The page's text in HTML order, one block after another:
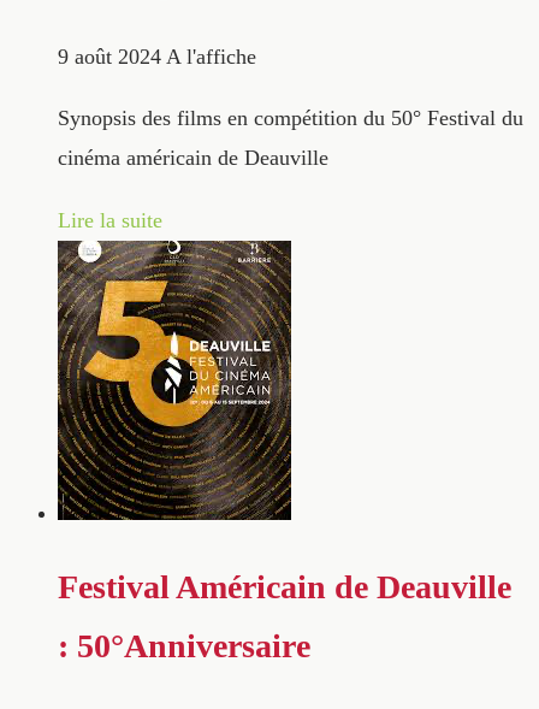
9 août 2024 A l'affiche
Synopsis des films en compétition du 50° Festival du
cinéma américain de Deauville
Lire la suite
Festival Américain de Deauville
: 50°Anniversaire